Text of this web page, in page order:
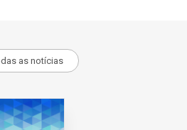
as notícias